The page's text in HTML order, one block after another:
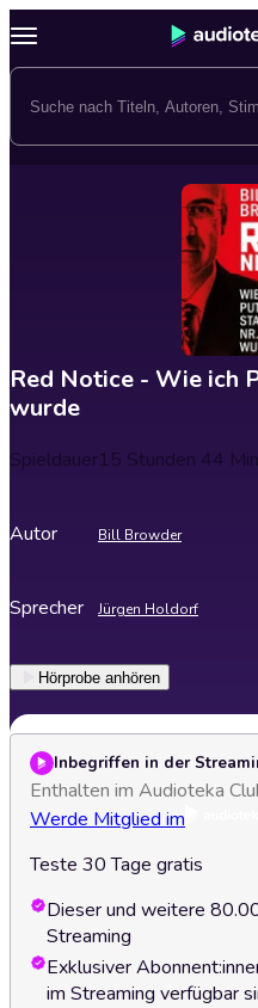
Red Notice - Wie ich
wurde
Spieldauer15 Stunden 44
Autor Bill Browder
Sprecher Jürgen Holdorf
Hörprobe anhören
Inbegriffen in der
Enthalten im Audioteka
Werde Mitglied im
Teste 30 Tage gratis
Dieser und weitere
Streaming
Exklusiver
im Streaming verfügbar